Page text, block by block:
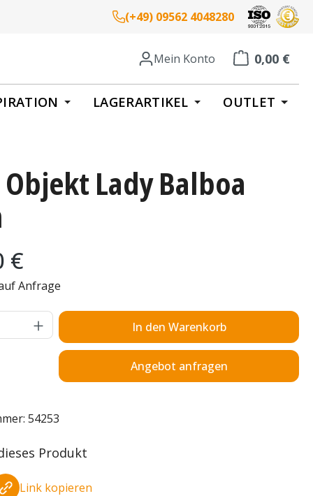
(+49) 09562 4048280
Mein Konto 0,00 €
Warenkorb
LAGERARTIKEL OUTLET
Lady Balboa
€
Anfrage
Gib den gewünschten Wert
In den Warenkorb
Angebot anfragen
54253
Produkt
Link kopieren